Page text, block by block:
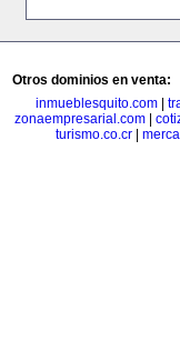
Otros dominios en venta:
inmueblesquito.com
zonaempresarial.com|
turismo.co.cr|